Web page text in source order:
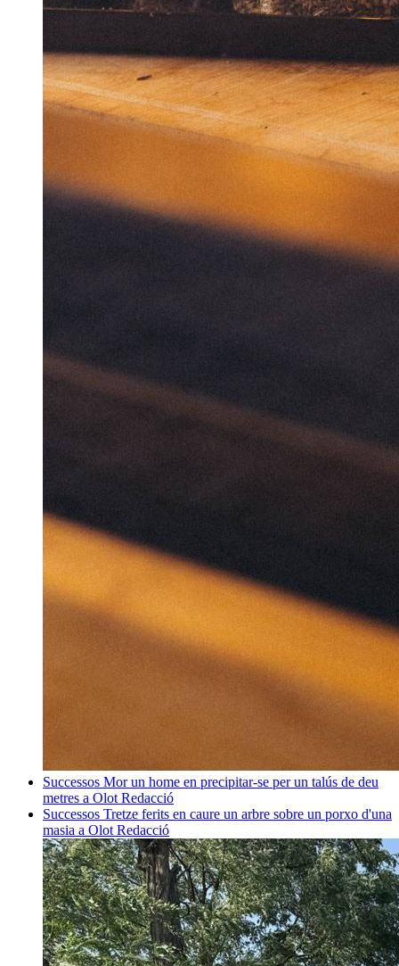
Successos Mor un home en precipitar-se per un talús de deu
metres a Olot Redacció
Successos Tretze ferits en caure un arbre sobre un porxo d'una
masia a Olot Redacció